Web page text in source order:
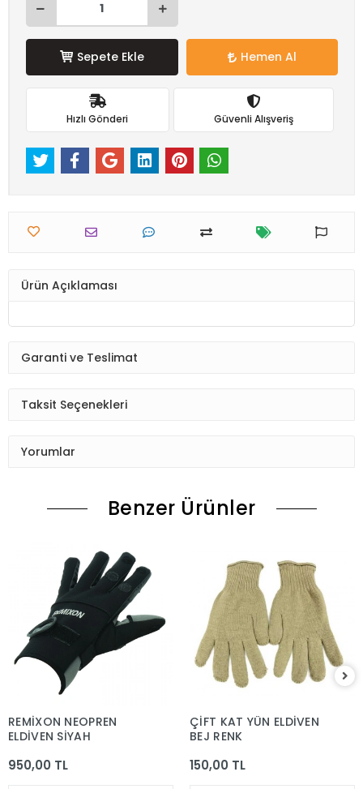
Sepete Ekle Hemen Al
Hızlı Gönderi Güvenli Alışveriş
Ürün Açıklaması
Garanti ve Teslimat
Taksit Seçenekleri
Yorumlar
Benzer Ürünler
REMİXON NEOPREN
ELDİVEN SİYAH
950,00 TL
ÇİFT KAT YÜN ELDİVEN
BEJ RENK
150,00 TL